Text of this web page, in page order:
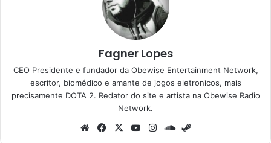
Fagner Lopes
CEO Presidente e fundador da Obewise Entertainment Network,
escritor, biomédico e amante de jogos eletronicos, mais
precisamente DOTA 2. Redator do site e artista na Obewise Radio
Network.
WebsiteFacebook
X YouTubeInstagramSoundCloud